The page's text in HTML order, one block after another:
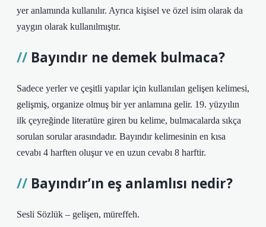
yer anlamında kullanılır. Ayrıca kişisel ve özel isim olarak da
yaygın olarak kullanılmıştır.
Bayındır ne demek bulmaca?
Sadece yerler ve çeşitli yapılar için kullanılan gelişen kelimesi,
gelişmiş, organize olmuş bir yer anlamına gelir. 19. yüzyılın
ilk çeyreğinde literatüre giren bu kelime, bulmacalarda sıkça
sorulan sorular arasındadır. Bayındır kelimesinin en kısa
cevabı 4 harften oluşur ve en uzun cevabı 8 harftir.
Bayındır’ın eş anlamlısı nedir?
Sesli Sözlük – gelişen, müreffeh.